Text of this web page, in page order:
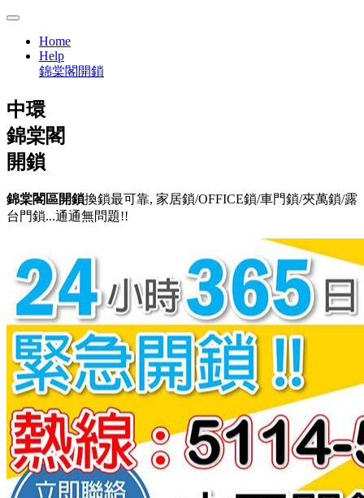
Home
Help
錦棠閣開鎖
中環
錦棠閣
開鎖
錦棠閣區開鎖換鎖最可靠, 家居鎖/OFFICE鎖/車門鎖/夾萬鎖/露
台門鎖...通通無問題!!